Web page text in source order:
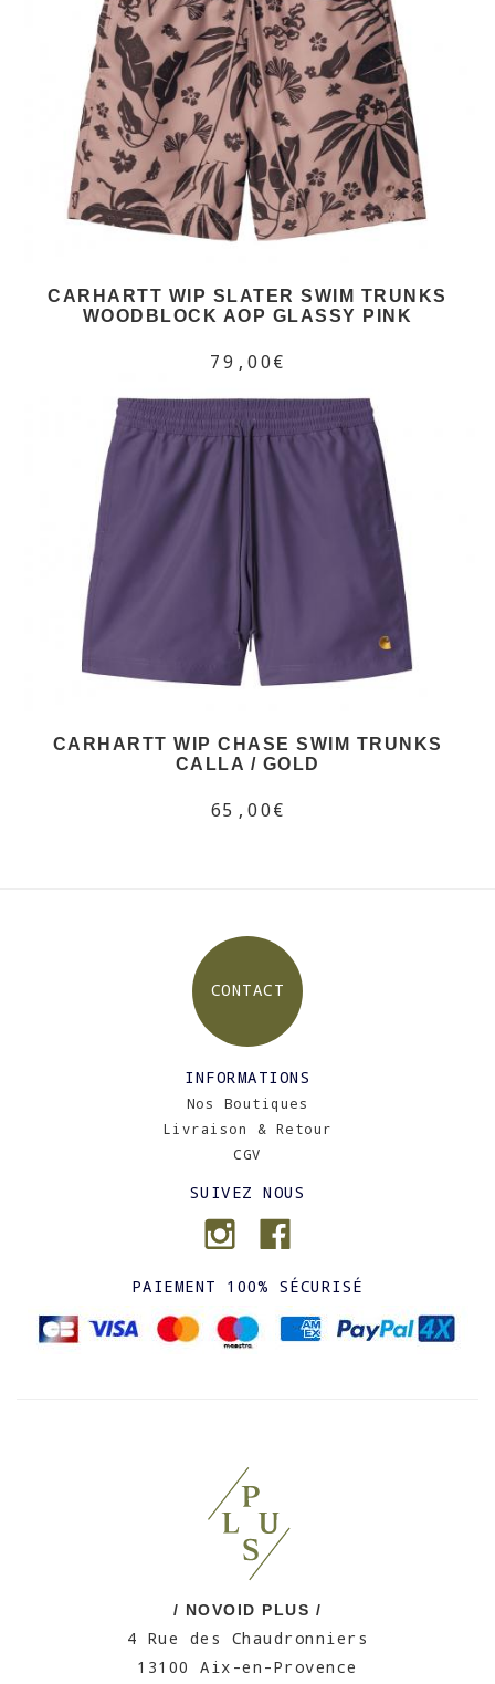
CARHARTT WIP SLATER SWIM TRUNKS
WOODBLOCK AOP GLASSY PINK
79,00€
CARHARTT WIP CHASE SWIM TRUNKS
CALLA / GOLD
65,00€
CONTACT
INFORMATIONS
Nos Boutiques
Livraison & Retour
CGV
SUIVEZ NOUS
PAIEMENT 100% SÉCURISÉ
/ NOVOID PLUS /
4 Rue des Chaudronniers
13100 Aix-en-Provence